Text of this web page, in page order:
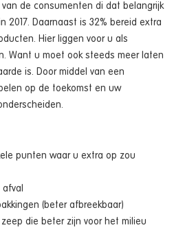
van de consumenten di dat belangrijk
2017. Daarnaast is 32% bereid extra
Hier liggen voor u als
Want u moet ook steeds meer laten
is. Door middel van een
op de toekomst en uw
punten waar u extra op zou
(beter afbreekbaar)
die beter zijn voor het milieu